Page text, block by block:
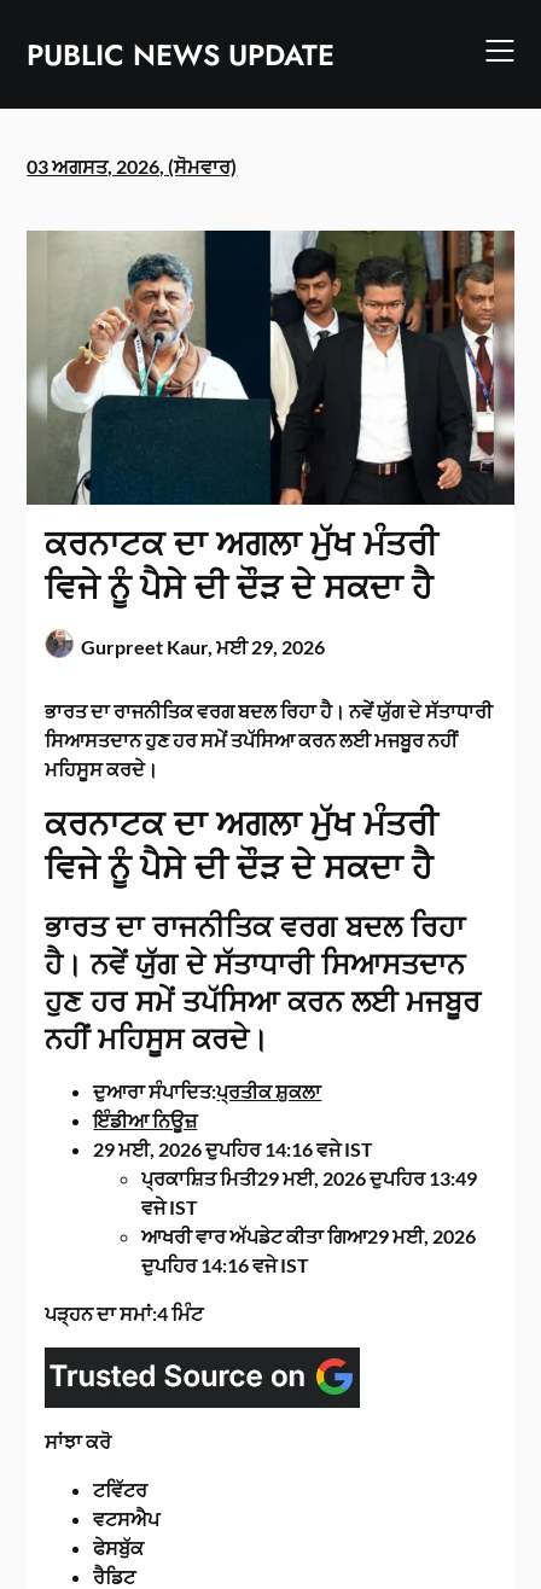
contentPUBLIC NEWS UPDATE
03 ਅਗਸਤ, 2026, (ਸੋਮਵਾਰ)
ਕਰਨਾਟਕ ਦਾ ਅਗਲਾ ਮੁੱਖ ਮੰਤਰੀ
ਵਿਜੇ ਨੂੰ ਪੈਸੇ ਦੀ ਦੌੜ ਦੇ ਸਕਦਾ ਹੈ
Gurpreet Kaur,ਮਈ 29, 2026
ਭਾਰਤ ਦਾ ਰਾਜਨੀਤਿਕ ਵਰਗ ਬਦਲ ਰਿਹਾ ਹੈ। ਨਵੇਂ ਯੁੱਗ ਦੇ ਸੱਤਾਧਾਰੀ
ਸਿਆਸਤਦਾਨ ਹੁਣ ਹਰ ਸਮੇਂ ਤਪੱਸਿਆ ਕਰਨ ਲਈ ਮਜਬੂਰ ਨਹੀਂ
ਮਹਿਸੂਸ ਕਰਦੇ।
ਕਰਨਾਟਕ ਦਾ ਅਗਲਾ ਮੁੱਖ ਮੰਤਰੀ
ਵਿਜੇ ਨੂੰ ਪੈਸੇ ਦੀ ਦੌੜ ਦੇ ਸਕਦਾ ਹੈ
ਭਾਰਤ ਦਾ ਰਾਜਨੀਤਿਕ ਵਰਗ ਬਦਲ ਰਿਹਾ
ਹੈ। ਨਵੇਂ ਯੁੱਗ ਦੇ ਸੱਤਾਧਾਰੀ ਸਿਆਸਤਦਾਨ
ਹੁਣ ਹਰ ਸਮੇਂ ਤਪੱਸਿਆ ਕਰਨ ਲਈ ਮਜਬੂਰ
ਨਹੀਂ ਮਹਿਸੂਸ ਕਰਦੇ।
ਦੁਆਰਾ ਸੰਪਾਦਿਤ:ਪ੍ਰਤੀਕ ਸ਼ੁਕਲਾ
ਇੰਡੀਆ ਨਿਊਜ਼
29 ਮਈ, 2026 ਦੁਪਹਿਰ 14:16 ਵਜੇ IST
ਪ੍ਰਕਾਸ਼ਿਤ ਮਿਤੀ29 ਮਈ, 2026 ਦੁਪਹਿਰ 13:49
ਵਜੇ IST
ਆਖਰੀ ਵਾਰ ਅੱਪਡੇਟ ਕੀਤਾ ਗਿਆ29 ਮਈ, 2026
ਦੁਪਹਿਰ 14:16 ਵਜੇ IST
ਪੜ੍ਹਨ ਦਾ ਸਮਾਂ:4 ਮਿੰਟ
ਸਾਂਝਾ ਕਰੋ
ਟਵਿੱਟਰ
ਵਟਸਐਪ
ਫੇਸਬੁੱਕ
ਰੈਡਿਟ